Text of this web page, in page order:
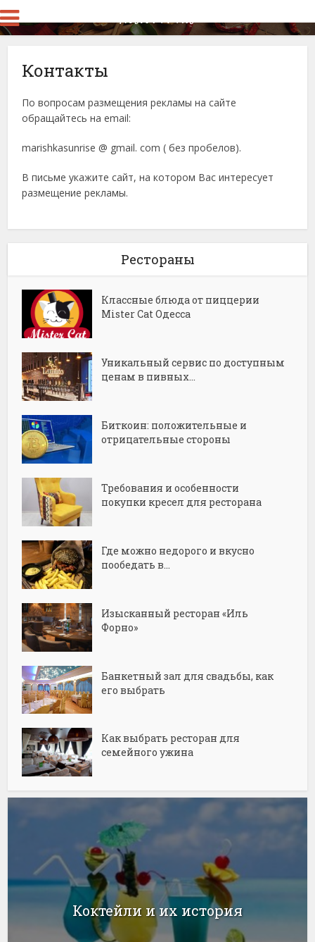
Контакты
По вопросам размещения рекламы на сайте
обращайтесь на email:
marishkasunrise @ gmail. com ( без пробелов).
В письме укажите сайт, на котором Вас интересует
размещение рекламы.
Рестораны
Классные блюда от пиццерии
Mister Cat Одесса
Уникальный сервис по доступным
ценам в пивных...
Биткоин: положительные и
отрицательные стороны
Требования и особенности
покупки кресел для ресторана
Где можно недорого и вкусно
пообедать в...
Изысканный ресторан «Иль
Форно»
Банкетный зал для свадьбы, как
его выбрать
Как выбрать ресторан для
семейного ужина
Коктейли и их история